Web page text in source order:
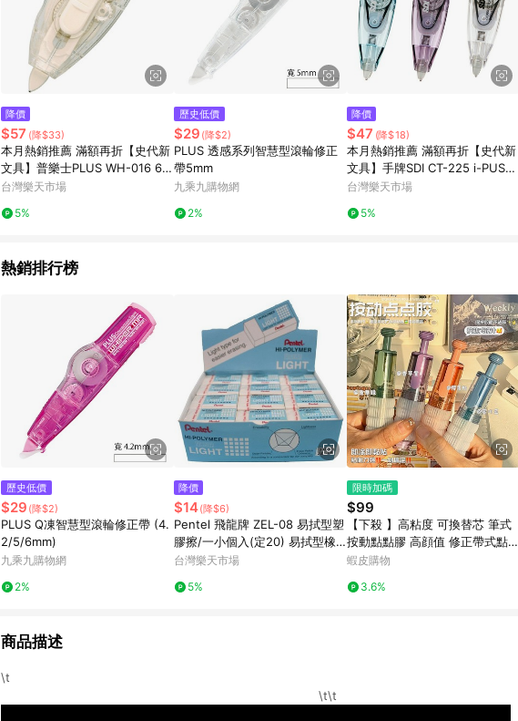
降價
$57 (降$33)
本月熱銷推薦 滿額再折【史代新
文具】普樂士PLUS WH-016 6x
10M 修正帶
台灣樂天市場
5%
歷史低價
$29 (降$2)
PLUS 透感系列智慧型滾輪修正
帶5mm
九乘九購物網
2%
降價
$47 (降$18)
本月熱銷推薦 滿額再折【史代新
文具】手牌SDI CT-225 i-PUSH
輕鬆按修正帶5MMX6M 不挑色
台灣樂天市場
5%
熱銷排行榜
歷史低價
$29 (降$2)
PLUS Q凍智慧型滾輪修正帶 (4.
2/5/6mm)
九乘九購物網
2%
降價
$14(降$6)
Pentel 飛龍牌 ZEL-08 易拭型塑
膠擦/一小個入(定20) 易拭型橡
皮擦 環保塑膠擦 MIT製【APP滿
00點)】8/31止
台灣樂天市場
5%
限時加碼
$99
【下殺 】高粘度 可換替芯 筆式
按動點點膠 高顔值 修正帶式點狀
雙面膠學生
蝦皮購物
3.6%
商品描述
\t
\t\t